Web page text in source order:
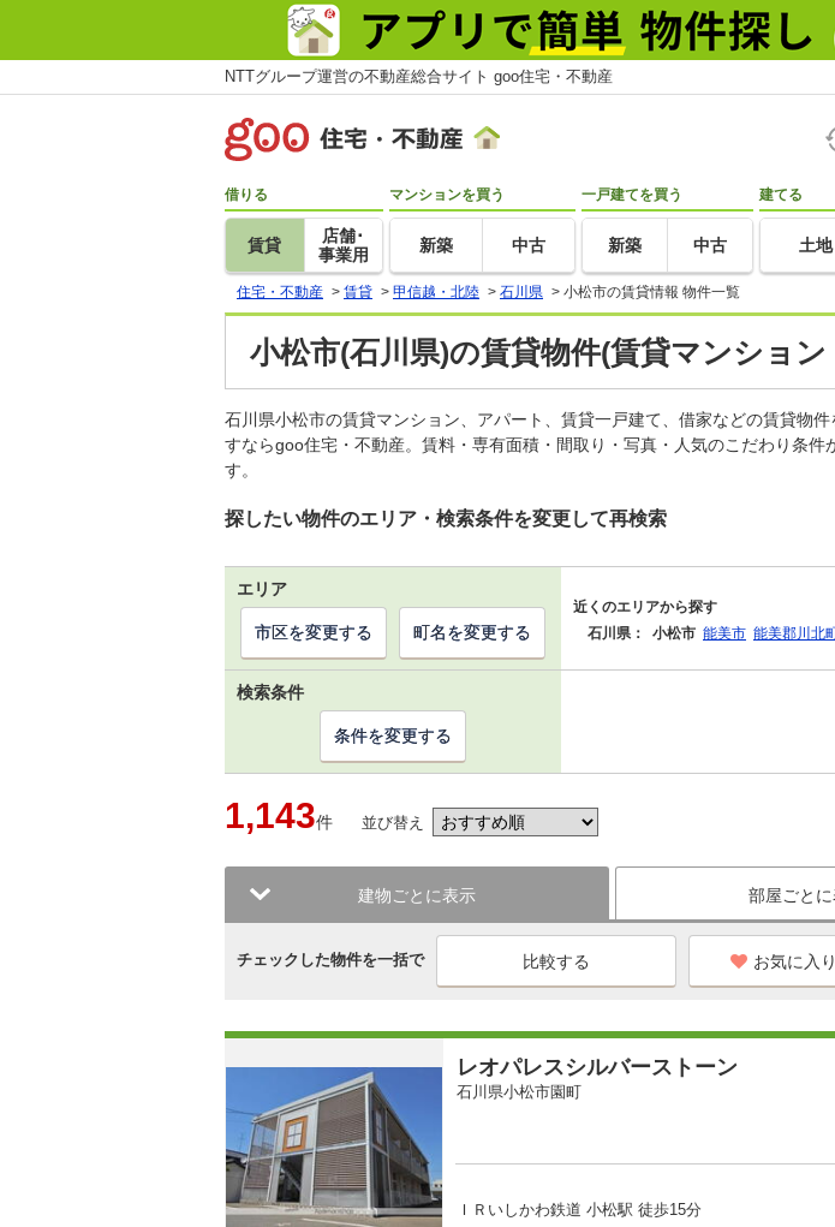
NTTグループ運営の不動産総合サイト goo住宅・不動産
借りる
賃貸
店舗･
事業用
マンションを買う
新築 中古
一戸建てを買う
新築 中古
建てる
土地
住宅・不動産 > 賃貸 > 甲信越・北陸 > 石川県 > 小松市の賃貸情報 物件一覧
小松市(石川県)の賃貸物件(賃貸マンショ
石川県小松市の賃貸マンション、アパート、賃貸一戸建て、借家などの賃貸物
すならgoo住宅・不動産。賃料・専有面積・間取り・写真・人気のこだわり条
す。
探したい物件のエリア・検索条件を変更して再検索
エリア
近くのエリアから探す
石川県：
小松市 能美市 能美郡川北
市区を変更する 町名を変更する
検索条件
条件を変更する
1,143件 並び替え
建物ごとに表示 部屋ごと
チェックした物件を一括で お気に入
レオパレスシルバーストーン
石川県小松市園町
ＩＲいしかわ鉄道 小松駅 徒歩15分